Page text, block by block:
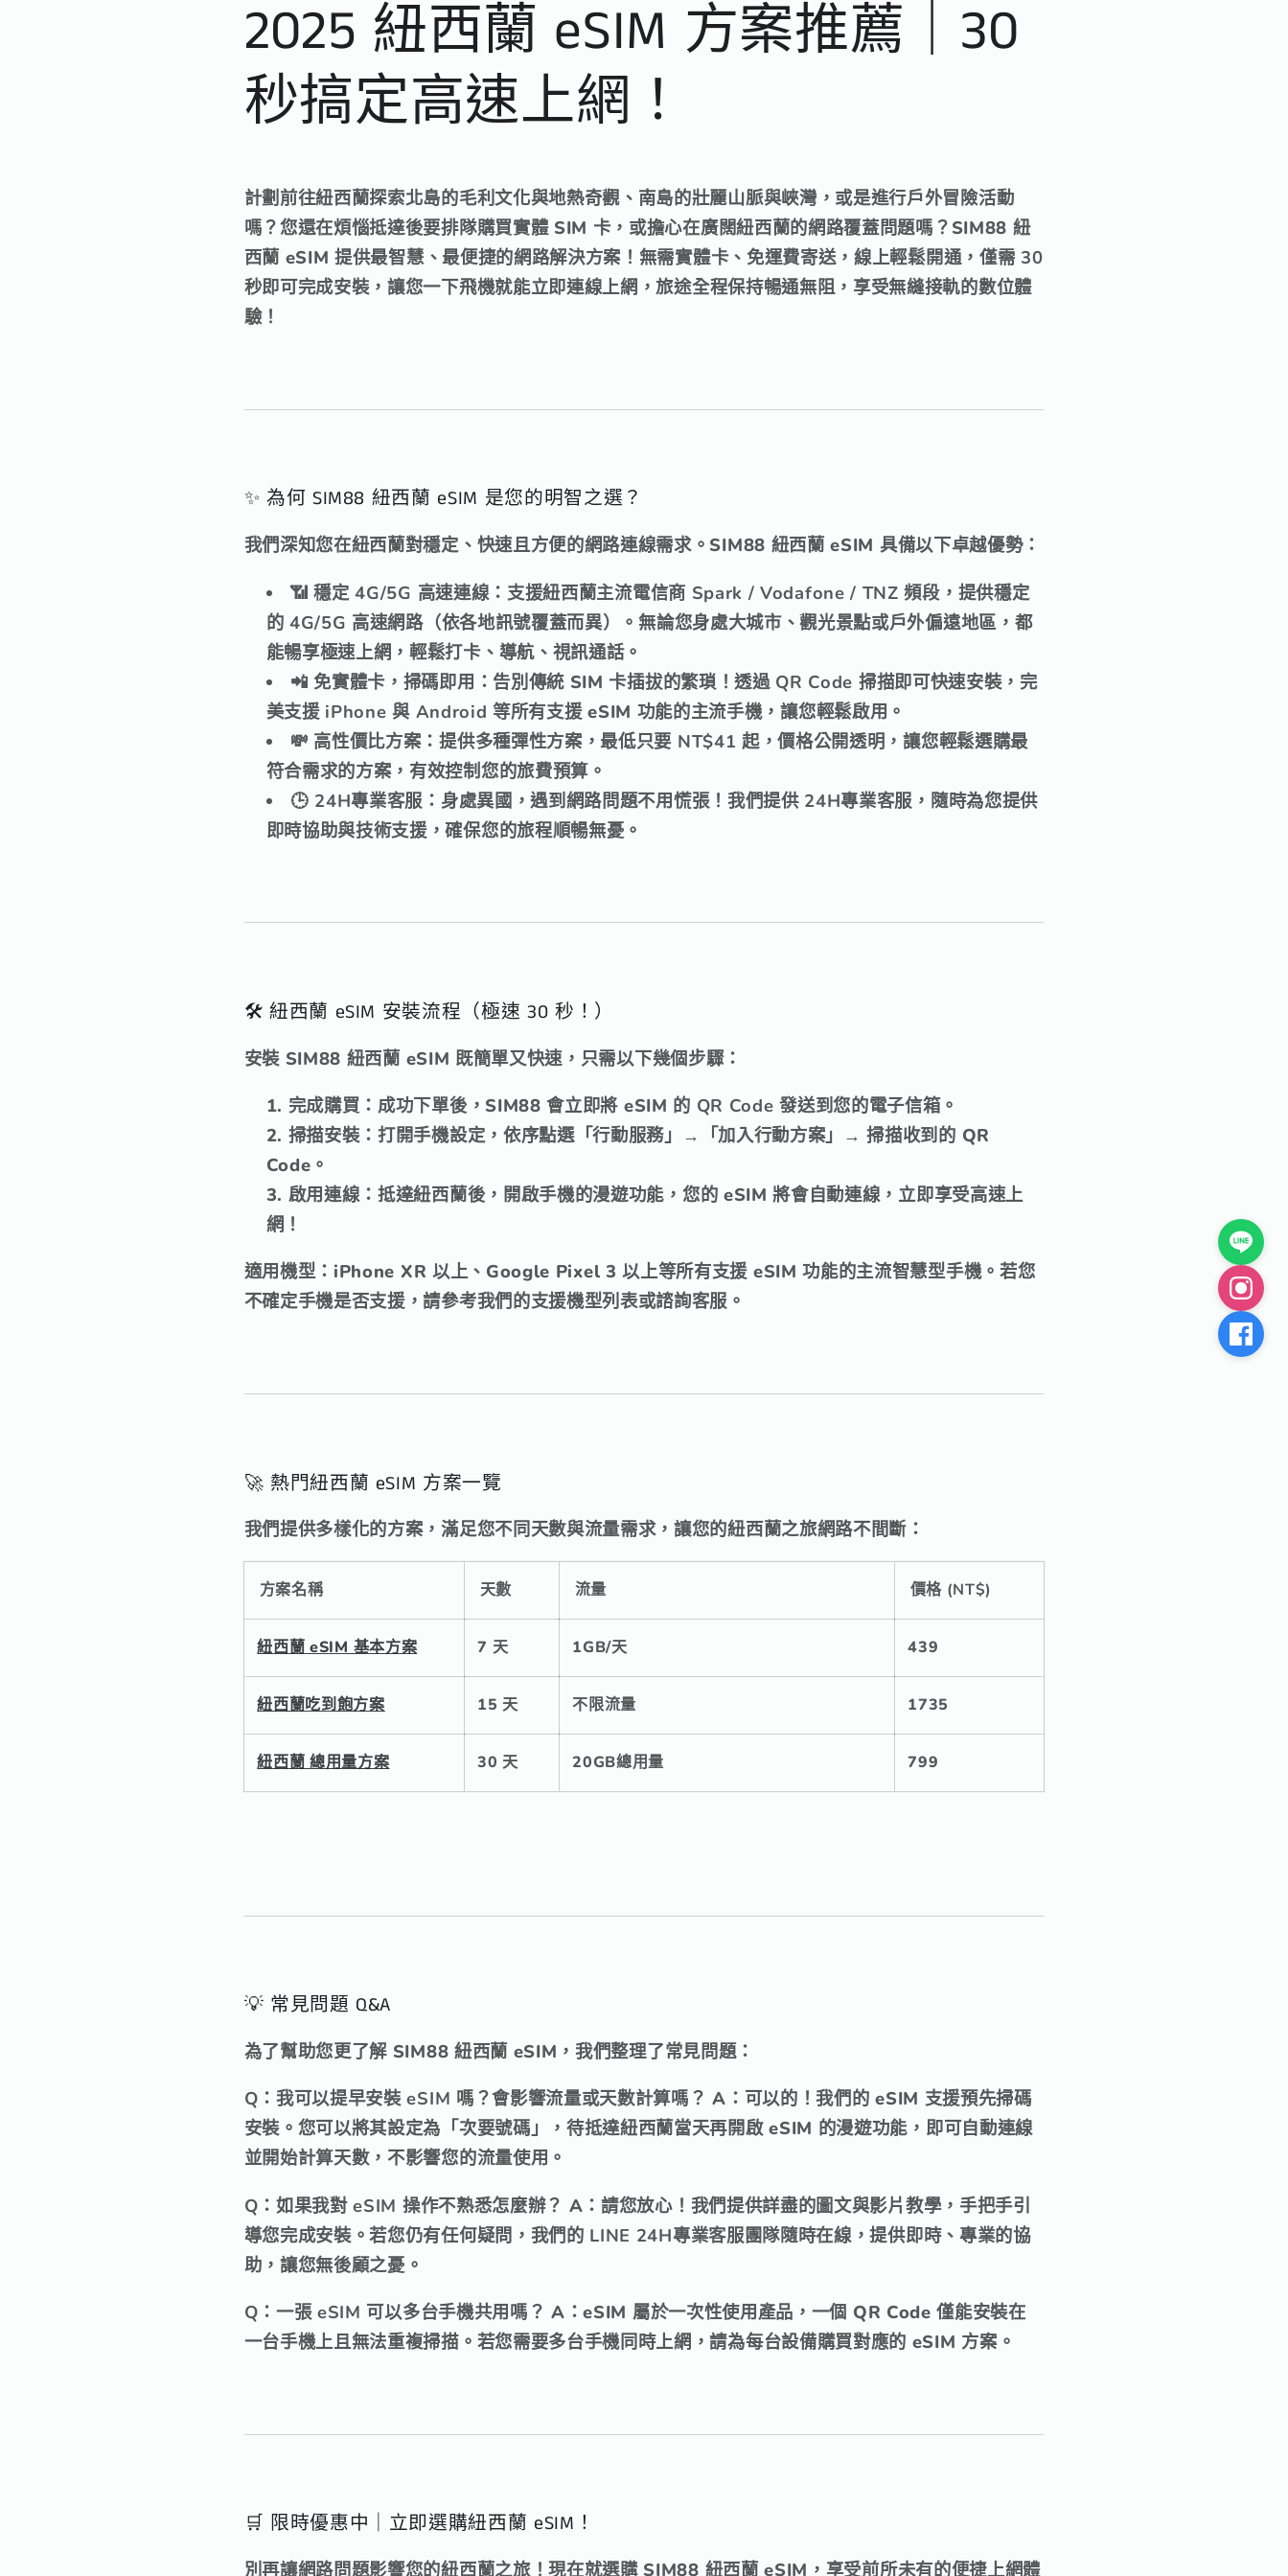
2025 紐西蘭 eSIM 方案推薦｜30
秒搞定高速上網！
計劃前往紐西蘭探索北島的毛利文化與地熱奇觀、南島的壯麗山脈與峽灣，或是進行戶外冒險活動
嗎？您還在煩惱抵達後要排隊購買實體 SIM 卡，或擔心在廣闊紐西蘭的網路覆蓋問題嗎？SIM88 紐
西蘭 eSIM 提供最智慧、最便捷的網路解決方案！無需實體卡、免運費寄送，線上輕鬆開通， 僅需 30
秒即可完成安裝，讓您一下飛機就能立即連線上網，旅途全程保持暢通無阻，享受無縫接軌的數位體
驗！
✨ 為何 SIM88 紐西蘭 eSIM 是您的明智之選？
我們深知您在紐西蘭對穩定、快速且方便的網路連線需求。SIM88 紐西蘭 eSIM 具備以下卓越優勢：
📶 穩定 4G/5G 高速連線：支援紐西蘭主流電信商 Spark / Vodafone / TNZ 頻段，提供穩定
的 4G/5G 高速網路（依各地訊號覆蓋而異）。無論您身處大城市、觀光景點或戶外偏遠地區，都
能暢享極速上網，輕鬆打卡、導航、視訊通話。
📲 免實體卡，掃碼即用 ：告別傳統 SIM 卡插拔的繁瑣！透過 QR Code 掃描即可快速安裝，完
美支援 iPhone 與 Android 等所有支援 eSIM 功能的主流手機，讓您輕鬆啟用。
💸 高性價比方案：提供多種彈性方案， 最低只要 NT$41 起，價格公開透明，讓您輕鬆選購最
符合需求的方案，有效控制您的旅費預算。
🕒 24H專業客服 ：身處異國，遇到網路問題不用慌張！我們提供 24H專業客服 ，隨時為您提供
即時協助與技術支援，確保您的旅程順暢無憂。
🛠️ 紐西蘭 eSIM 安裝流程（極速 30 秒！）
安裝 SIM88 紐西蘭 eSIM 既簡單又快速，只需以下幾個步驟：
完成購買 ：成功下單後，SIM88 會立即將 eSIM 的 QR Code 發送到您的電子信箱。
掃描安裝：打開手機設定，依序點選「行動服務」→「加入行動方案」→ 掃描收到的 QR
Code。
啟用連線：抵達紐西蘭後，開啟手機的漫遊功能，您的 eSIM 將會自動連線，立即享受高速上
網！
適用機型：iPhone XR 以上、Google Pixel 3 以上等所有支援 eSIM 功能的主流智慧型手機。若您
不確定手機是否支援，請參考我們的支援機型列表或諮詢客服。
🚀 熱門紐西蘭 eSIM 方案一覽
我們提供多樣化的方案，滿足您不同天數與流量需求，讓您的紐西蘭之旅網路不間斷：
方案名稱 天數 流量 價格 (NT$)
紐西蘭 eSIM 基本方案 7 天 1GB/天 439
紐西蘭吃到飽方案 15 天 不限流量 1735
紐西蘭 總用量方案 30 天 20GB總用量 799
💡 常見問題 Q&A
為了幫助您更了解 SIM88 紐西蘭 eSIM，我們整理了常見問題：
Q：我可以提早安裝 eSIM 嗎？會影響流量或天數計算嗎？ A：可以的！我們的 eSIM 支援預先掃碼
安裝。您可以將其設定為「次要號碼」，待抵達紐西蘭當天再開啟 eSIM 的漫遊功能，即可自動連線
並開始計算天數，不影響您的流量使用。
Q：如果我對 eSIM 操作不熟悉怎麼辦？ A：請您放心！我們提供詳盡的圖文與影片教學，手把手引
導您完成安裝。若您仍有任何疑問，我們的 LINE 24H專業客服團隊隨時在線，提供即時、專業的協
助，讓您無後顧之憂。
Q：一張 eSIM 可以多台手機共用嗎？ A：eSIM 屬於一次性使用產品，一個 QR Code 僅能安裝在
一台手機上且無法重複掃描。若您需要多台手機同時上網，請為每台設備購買對應的 eSIM 方案。
🛒 限時優惠中｜立即選購紐西蘭 eSIM！
別再讓網路問題影響您的紐西蘭之旅！現在就選購 SIM88 紐西蘭 eSIM，享受前所未有的便捷上網體